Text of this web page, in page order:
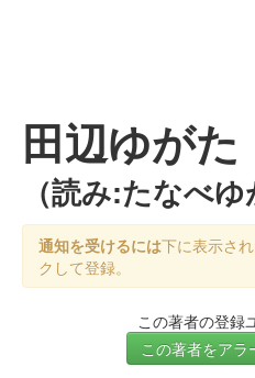
田辺ゆがた
（読み:たなべゆ
通知を受けるには下に表示さ
クして登録。
この著者の登録
この著者をアラ